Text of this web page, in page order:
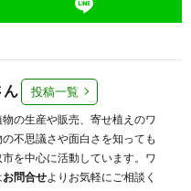
ん 投稿一覧
の生産や販売、寄せ植えのワ
不思議さや面白さを知っても
を中心に活動しています。ワ
お問合せよりお気軽にご相談く